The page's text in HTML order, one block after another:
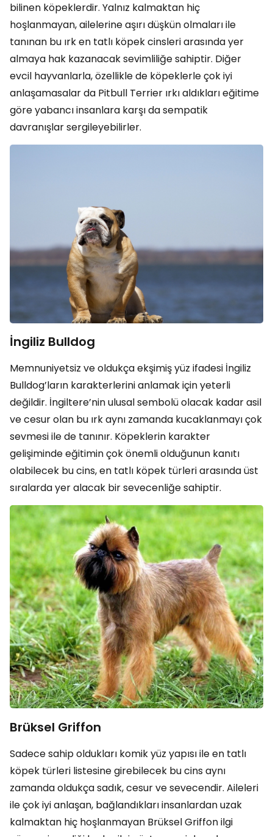
bilinen köpeklerdir. Yalnız kalmaktan hiç
hoşlanmayan, ailelerine aşırı düşkün olmaları ile
tanınan bu ırk en tatlı köpek cinsleri arasında yer
almaya hak kazanacak sevimliliğe sahiptir. Diğer
evcil hayvanlarla, özellikle de köpeklerle çok iyi
anlaşamasalar da Pitbull Terrier ırkı aldıkları eğitime
göre yabancı insanlara karşı da sempatik
davranışlar sergileyebilirler.
İngiliz Bulldog
Memnuniyetsiz ve oldukça ekşimiş yüz ifadesi İngiliz
Bulldog’ların karakterlerini anlamak için yeterli
değildir. İngiltere’nin ulusal sembolü olacak kadar asil
ve cesur olan bu ırk aynı zamanda kucaklanmayı çok
sevmesi ile de tanınır. Köpeklerin karakter
gelişiminde eğitimin çok önemli olduğunun kanıtı
olabilecek bu cins, en tatlı köpek türleri arasında üst
sıralarda yer alacak bir sevecenliğe sahiptir.
Brüksel Griffon
Sadece sahip oldukları komik yüz yapısı ile en tatlı
köpek türleri listesine girebilecek bu cins aynı
zamanda oldukça sadık, cesur ve sevecendir. Aileleri
ile çok iyi anlaşan, bağlandıkları insanlardan uzak
kalmaktan hiç hoşlanmayan Brüksel Griffon ilgi